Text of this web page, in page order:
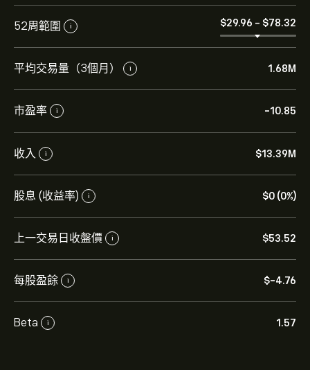
52周範圍 i ‎$‎29.96 - ‎$‎78.32
平均交易量（3個月） i 1.68M
市盈率 i -10.85
收入 i ‎$‎13.39M
股息 (收益率) i ‎$‎0 (0%)
上一交易日收盤價 i ‎$‎53.52
每股盈餘 i ‎$‎-4.76
Beta i 1.57